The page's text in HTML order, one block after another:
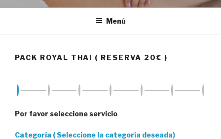
Menú
PACK ROYAL THAI ( RESERVA 20€ )
Por favor seleccione servicio
Categoría ( Seleccione la categoría deseada)